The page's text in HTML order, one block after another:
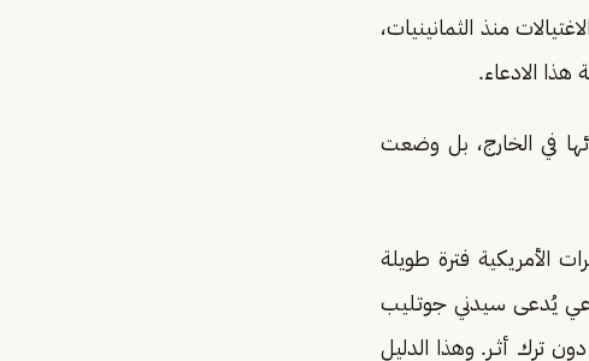
منذ الثمانينيات،
الادعاء.
في الخارج، بل وضعت
الأمريكية فترة طويلة
إسرائيل، وهذا الكتيّب وضعه عام 1951 طبيب شرعي يُدعى سيدني جوتـليب
ترك أثـر. وهذا الدليل